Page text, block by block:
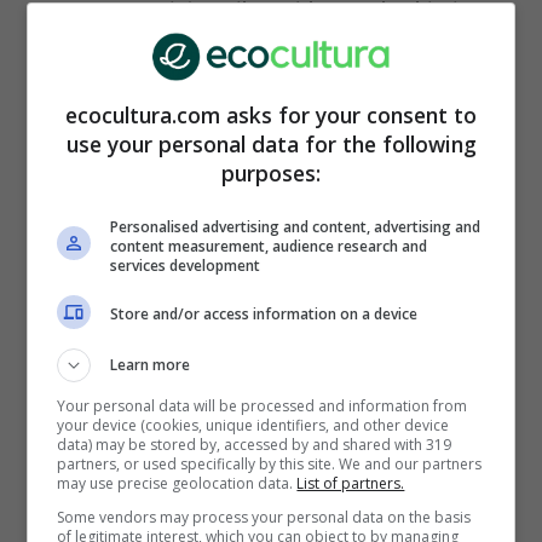
respetuosos del medio ambiente, ni cuidadosos
con la piel. Muchas veces la agresividad de los
ingredientes provoca irritaciones o reacciones
alérgicas.
(Foto Adobestock)
Prepara este detergente totalmente ecológico
ecocultura.com asks for your consent to
use your personal data for the following
purposes:
Personalised advertising and content, advertising and
content measurement, audience research and
services development
Store and/or access information on a device
Learn more
Your personal data will be processed and information from
your device (cookies, unique identifiers, and other device
data) may be stored by, accessed by and shared with 319
partners, or used specifically by this site. We and our partners
may use precise geolocation data. List of partners.
Some vendors may process your personal data on the basis
of legitimate interest, which you can object to by managing